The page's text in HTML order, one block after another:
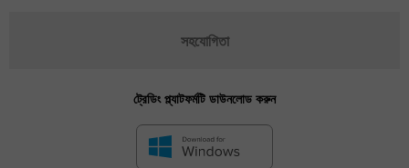
সহযোগিতা
ট্রেডিং প্ল্যাটফর্মটি ডাউনলোড করুন